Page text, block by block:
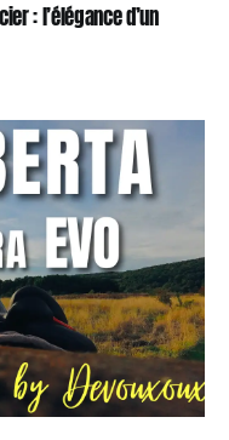
: l’élégance d’un